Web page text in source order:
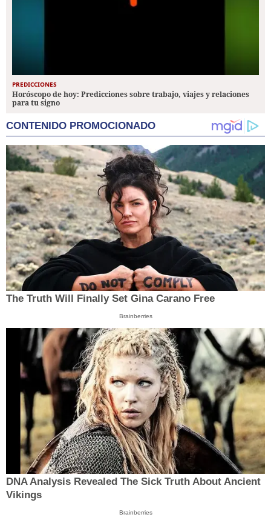
PREDICCIONES
Horóscopo de hoy: Predicciones sobre trabajo, viajes y relaciones
para tu signo
CONTENIDO PROMOCIONADO
The Truth Will Finally Set Gina Carano Free
Brainberries
DNA Analysis Revealed The Sick Truth About Ancient
Vikings
Brainberries